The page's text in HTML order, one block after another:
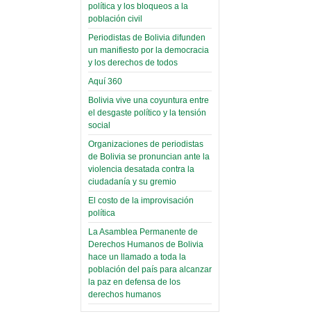
Read more...
política y los bloqueos a la
población civil
Periodistas de Bolivia difunden
un manifiesto por la democracia
y los derechos de todos
Aquí 360
Bolivia vive una coyuntura entre
el desgaste político y la tensión
social
Organizaciones de periodistas
de Bolivia se pronuncian ante la
violencia desatada contra la
ciudadanía y su gremio
El costo de la improvisación
política
La Asamblea Permanente de
Derechos Humanos de Bolivia
hace un llamado a toda la
población del país para alcanzar
la paz en defensa de los
derechos humanos